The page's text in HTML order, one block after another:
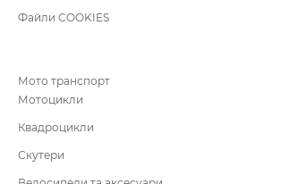
Файли COOKIES
Мото транспорт
Мотоцикли
Квадроцикли
Скутери